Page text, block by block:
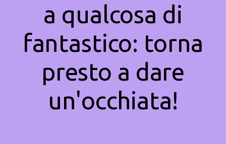
a qualcosa di
fantastico: torna
presto a dare
un'occhiata!